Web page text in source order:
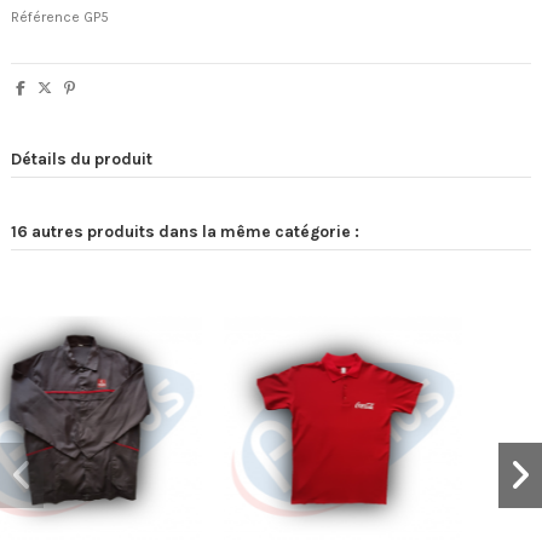
Référence GP5
Détails du produit
16 autres produits dans la même catégorie :